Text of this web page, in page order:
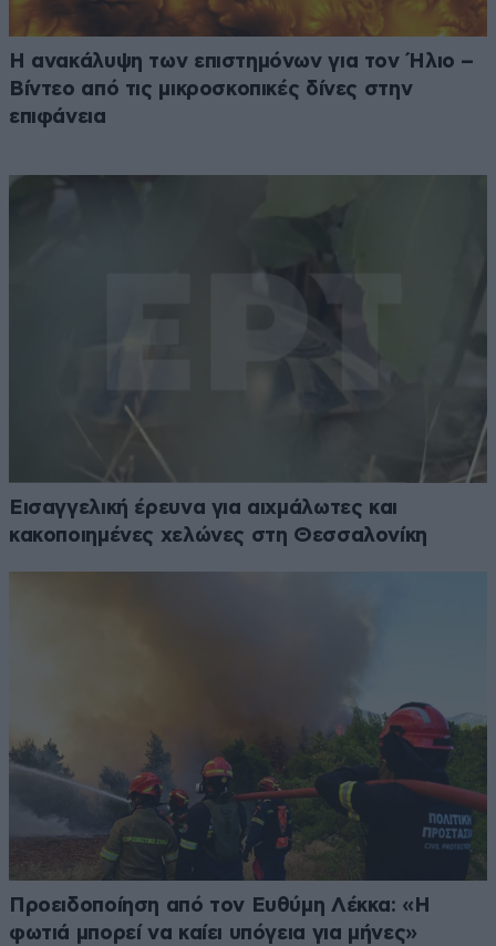
Η ανακάλυψη των επιστημόνων για τον Ήλιο –
Βίντεο από τις μικροσκοπικές δίνες στην
επιφάνεια
Εισαγγελική έρευνα για αιχμάλωτες και
κακοποιημένες χελώνες στη Θεσσαλονίκη
Προειδοποίηση από τον Ευθύμη Λέκκα: «Η
φωτιά μπορεί να καίει υπόγεια για μήνες»